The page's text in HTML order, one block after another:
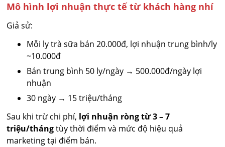
Mô hình lợi nhuận thực tế từ khách hàng nhí
Giả sử:
Mỗi ly trà sữa bán 20.000đ, lợi nhuận trung bình/ly
~10.000đ
Bán trung bình 50 ly/ngày → 500.000đ/ngày lợi
nhuận
30 ngày → 15 triệu/tháng
Sau khi trừ chi phí, lợi nhuận ròng từ 3 – 7
triệu/thángtùy thời điểm và mức độ hiệu quả
marketing tại điểm bán.